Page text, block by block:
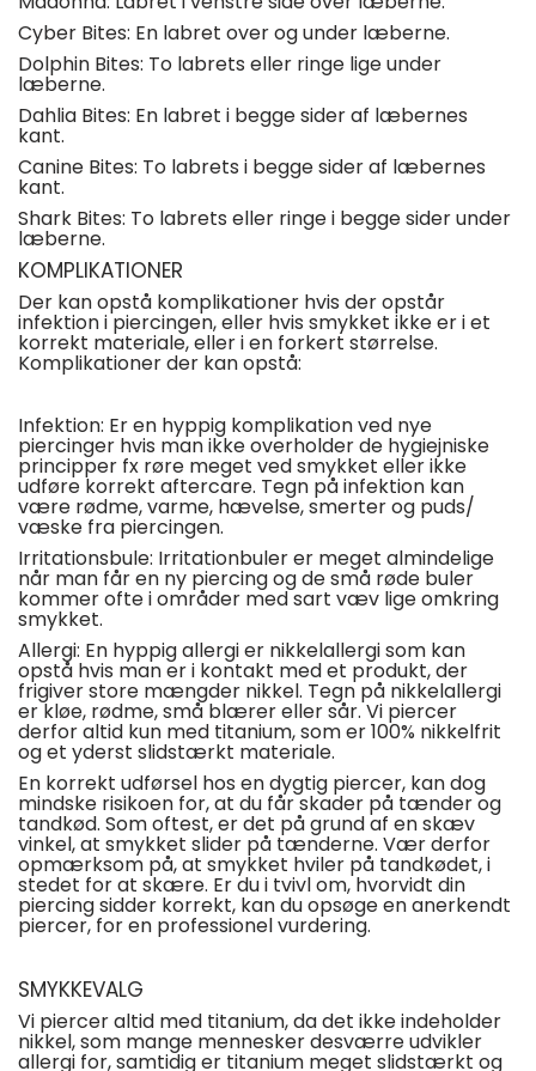
Cyber Bites: En labret over og under læberne.
Dolphin Bites: To labrets eller ringe lige under
læberne.
Dahlia Bites: En labret i begge sider af læbernes
kant.
Canine Bites: To labrets i begge sider af læbernes
kant.
Shark Bites: To labrets eller ringe i begge sider under
læberne.
KOMPLIKATIONER
Der kan opstå komplikationer hvis der opstår
infektion i piercingen, eller hvis smykket ikke er i et
korrekt materiale, eller i en forkert størrelse.
Komplikationer der kan opstå:
Infektion: Er en hyppig komplikation ved nye
piercinger hvis man ikke overholder de hygiejniske
principper fx røre meget ved smykket eller ikke
udføre korrekt aftercare. Tegn på infektion kan
være rødme, varme, hævelse, smerter og puds/
væske fra piercingen.
Irritationsbule: Irritationbuler er meget almindelige
når man får en ny piercing og de små røde buler
kommer ofte i områder med sart væv lige omkring
smykket.
Allergi: En hyppig allergi er nikkelallergi som kan
opstå hvis man er i kontakt med et produkt, der
frigiver store mængder nikkel. Tegn på nikkelallergi
er kløe, rødme, små blærer eller sår. Vi piercer
derfor altid kun med titanium, som er 100% nikkelfrit
og et yderst slidstærkt materiale.
En korrekt udførsel hos en dygtig piercer, kan dog
mindske risikoen for, at du får skader på tænder og
tandkød. Som oftest, er det på grund af en skæv
vinkel, at smykket slider på tænderne. Vær derfor
opmærksom på, at smykket hviler på tandkødet, i
stedet for at skære. Er du i tvivl om, hvorvidt din
piercing sidder korrekt, kan du opsøge en anerkendt
piercer, for en professionel vurdering.
SMYKKEVALG
Vi piercer altid med titanium, da det ikke indeholder
nikkel, som mange mennesker desværre udvikler
allergi for, samtidig er titanium meget slidstærkt og